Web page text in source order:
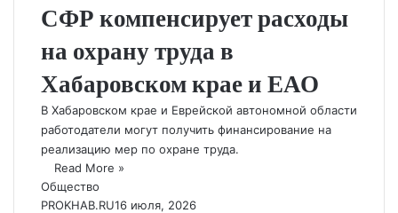
СФР компенсирует расходы
на охрану труда в
Хабаровском крае и ЕАО
В Хабаровском крае и Еврейской автономной области
работодатели могут получить финансирование на
реализацию мер по охране труда.
Read More »
Общество
PROKHAB.RU16 июля, 2026